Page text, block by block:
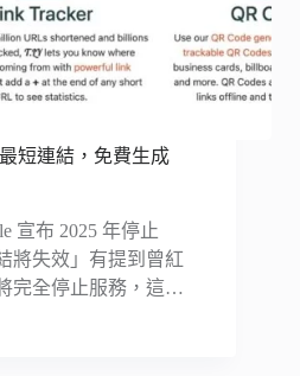
短連結，免費生成
宣布 2025 年停止
將失效」有提到曾紅
完全停止服務，這…